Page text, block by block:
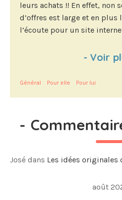
leurs achats !! En effet, non
d’offres est large et en plus
l’écoute pour un site
- Voir
Général Pour elle Pour lui
-
José dans Les idées originales
août